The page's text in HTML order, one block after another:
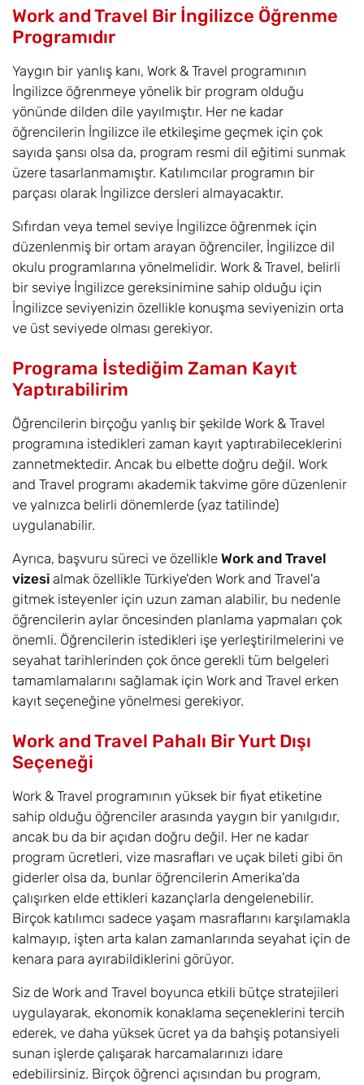
Work and Travel Bir İngilizce Öğrenme
Programıdır
Yaygın bir yanlış kanı, Work & Travel programının
İngilizce öğrenmeye yönelik bir program olduğu
yönünde dilden dile yayılmıştır. Her ne kadar
öğrencilerin İngilizce ile etkileşime geçmek için çok
sayıda şansı olsa da, program resmi dil eğitimi sunmak
üzere tasarlanmamıştır. Katılımcılar programın bir
parçası olarak İngilizce dersleri almayacaktır.
Sıfırdan veya temel seviye İngilizce öğrenmek için
düzenlenmiş bir ortam arayan öğrenciler, İngilizce dil
okulu programlarına yönelmelidir. Work & Travel, belirli
bir seviye İngilizce gereksinimine sahip olduğu için
İngilizce seviyenizin özellikle konuşma seviyenizin orta
ve üst seviyede olması gerekiyor.
Programa İstediğim Zaman Kayıt
Yaptırabilirim
Öğrencilerin birçoğu yanlış bir şekilde Work & Travel
programına istedikleri zaman kayıt yaptırabileceklerini
zannetmektedir. Ancak bu elbette doğru değil. Work
and Travel programı akademik takvime göre düzenlenir
ve yalnızca belirli dönemlerde (yaz tatilinde)
uygulanabilir.
Ayrıca, başvuru süreci ve özellikle Work and Travel
vizesi almak özellikle Türkiye'den Work and Travel'a
gitmek isteyenler için uzun zaman alabilir, bu nedenle
öğrencilerin aylar öncesinden planlama yapmaları çok
önemli. Öğrencilerin istedikleri işe yerleştirilmelerini ve
seyahat tarihlerinden çok önce gerekli tüm belgeleri
tamamlamalarını sağlamak için Work and Travel erken
kayıt seçeneğine yönelmesi gerekiyor.
Work and Travel Pahalı Bir Yurt Dışı
Seçeneği
Work & Travel programının yüksek bir fiyat etiketine
sahip olduğu öğrenciler arasında yaygın bir yanılgıdır,
ancak bu da bir açıdan doğru değil. Her ne kadar
program ücretleri, vize masrafları ve uçak bileti gibi ön
giderler olsa da, bunlar öğrencilerin Amerika'da
çalışırken elde ettikleri kazançlarla dengelenebilir.
Birçok katılımcı sadece yaşam masraflarını karşılamakla
kalmayıp, işten arta kalan zamanlarında seyahat için de
kenara para ayırabildiklerini görüyor.
Siz de Work and Travel boyunca etkili bütçe stratejileri
uygulayarak, ekonomik konaklama seçeneklerini tercih
ederek, ve daha yüksek ücret ya da bahşiş potansiyeli
sunan işlerde çalışarak harcamalarınızı idare
edebilirsiniz. Birçok öğrenci açısından bu program,